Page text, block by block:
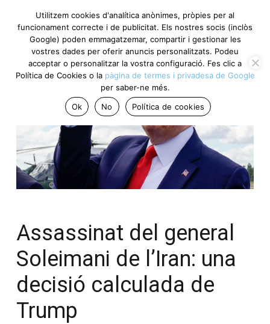
Assassinat del general
Soleimani de l’Iran: una
decisió calculada de
Trump
Utilitzem cookies d'analítica anònimes, pròpies per al
funcionament correcte i de publicitat. Els nostres socis (inclòs
Google) poden emmagatzemar, compartir i gestionar les
vostres dades per oferir anuncis personalitzats. Podeu
acceptar o personalitzar la vostra configuració. Fes clic a
Política de Cookies o la pàgina de termes i privadesa de Google
per saber-ne més.
Ok
No Política de cookies